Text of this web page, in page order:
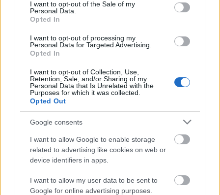
I want to opt-out of the Sale of my
Personal Data.
Opted In
I want to opt-out of processing my
Personal Data for Targeted Advertising.
Opted In
I want to opt-out of Collection, Use,
Retention, Sale, and/or Sharing of my
Personal Data that Is Unrelated with the
Purposes for which it was collected.
Opted Out
Google consents
I want to allow Google to enable storage
related to advertising like cookies on web or
device identifiers in apps.
I want to allow my user data to be sent to
Google for online advertising purposes.
Itt állíthatod be
glamour.hu cikkeit
GLAMOUR